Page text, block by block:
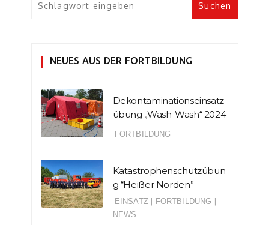
NEUES AUS DER FORTBILDUNG
Dekontaminationseinsatz
übung „Wash-Wash“ 2024
FORTBILDUNG
Katastrophenschutzübun
g “Heißer Norden”
EINSATZ FORTBILDUNG
NEWS